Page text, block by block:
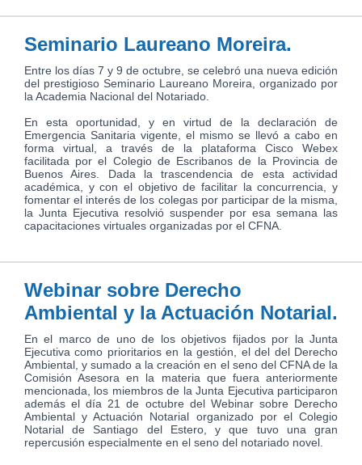
Seminario Laureano Moreira.
Entre los días 7 y 9 de octubre, se celebró una nueva edición
del prestigioso Seminario Laureano Moreira, organizado por
la Academia Nacional del Notariado.
En esta oportunidad, y en virtud de la declaración de
Emergencia Sanitaria vigente, el mismo se llevó a cabo en
forma virtual, a través de la plataforma Cisco Webex
facilitada por el Colegio de Escribanos de la Provincia de
Buenos Aires. Dada la trascendencia de esta actividad
académica, y con el objetivo de facilitar la concurrencia, y
fomentar el interés de los colegas por participar de la misma,
la Junta Ejecutiva resolvió suspender por esa semana las
capacitaciones virtuales organizadas por el CFNA.
Webinar sobre Derecho
Ambiental y la Actuación Notarial.
En el marco de uno de los objetivos fijados por la Junta
Ejecutiva como prioritarios en la gestión, el del del Derecho
Ambiental, y sumado a la creación en el seno del CFNA de la
Comisión Asesora en la materia que fuera anteriormente
mencionada, los miembros de la Junta Ejecutiva participaron
además el día 21 de octubre del Webinar sobre Derecho
Ambiental y Actuación Notarial organizado por el Colegio
Notarial de Santiago del Estero, y que tuvo una gran
repercusión especialmente en el seno del notariado novel.